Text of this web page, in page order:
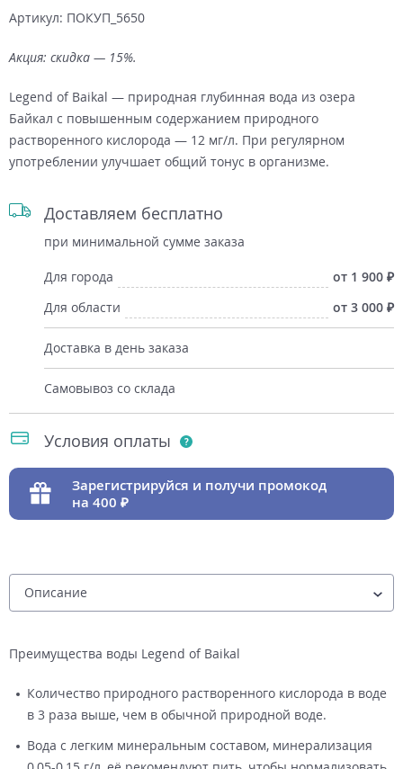
Артикул: ПОКУП_5650
Акция: скидка — 15%.
Legend of Baikal — природная глубинная вода из озера
Байкал с повышенным содержанием природного
растворенного кислорода — 12 мг/л. При регулярном
употреблении улучшает общий тонус в организме.
Доставляем бесплатно
при минимальной сумме заказа
Для города
от 1 900
Для области
от 3 000
Доставка в день заказа
Самовывоз со склада
Условия оплаты
Зарегистрируйся и получи промокод
на 400
Преимущества воды Legend of Baikal
Количество природного растворенного кислорода в воде
в 3 раза выше, чем в обычной природной воде.
Вода с легким минеральным составом, минерализация